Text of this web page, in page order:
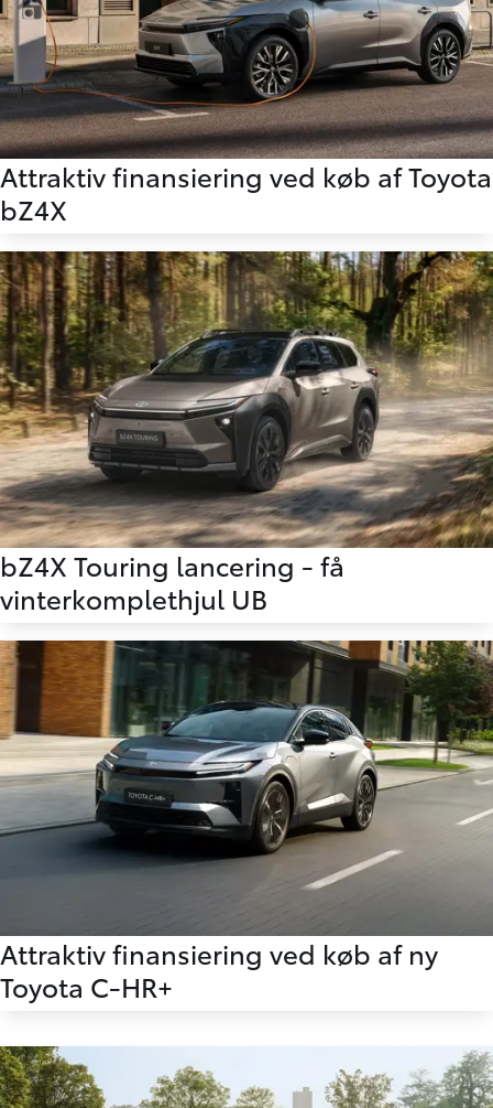
Attraktiv finansiering ved køb af Toyota
bZ4X
bZ4X Touring lancering - få
vinterkomplethjul UB
Attraktiv finansiering ved køb af ny
Toyota C-HR+